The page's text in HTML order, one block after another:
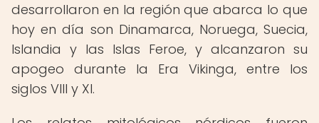
desarrollaron en la región que abarca lo que
hoy en día son Dinamarca, Noruega, Suecia,
Islandia y las Islas Feroe, y alcanzaron su
apogeo durante la Era Vikinga, entre los
siglos VIII y XI.